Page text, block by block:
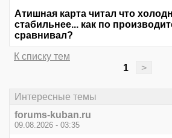
Атишная карта читал что
стабильнее... как по
сравнивал?
К списку тем
1
>
Интересные темы
forums-kuban.ru
09.08.2026 - 03:35